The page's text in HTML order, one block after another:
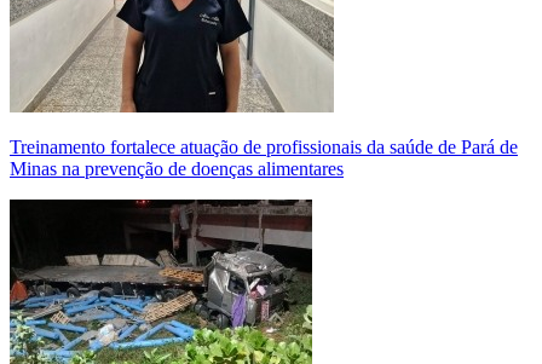
Treinamento fortalece atuação de profissionais da saúde de Pará de
Minas na prevenção de doenças alimentares